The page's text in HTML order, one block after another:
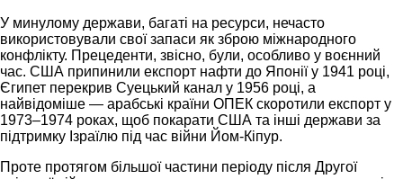
У минулому держави, багаті на ресурси, нечасто
використовували свої запаси як зброю міжнародного
конфлікту. Прецеденти, звісно, були, особливо у воєнний
час. США припинили експорт нафти до Японії у 1941 році,
Єгипет перекрив Суецький канал у 1956 році, а
найвідоміше — арабські країни ОПЕК скоротили експорт у
1973–1974 роках, щоб покарати США та інші держави за
підтримку Ізраїлю під час війни Йом-Кіпур.
Проте протягом більшої частини періоду після Другої